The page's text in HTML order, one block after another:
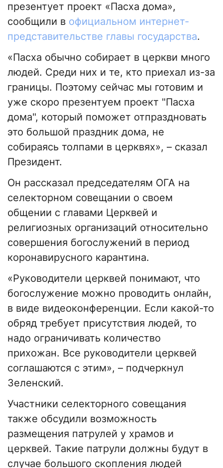
презентует проект «Пасха дома»,
сообщили в официальном интернет-
представительстве главы государства.
«Пасха обычно собирает в церкви много
людей. Среди них и те, кто приехал из-за
границы. Поэтому сейчас мы готовим и
уже скоро презентуем проект "Пасха
дома", который поможет отпраздновать
это большой праздник дома, не
собираясь толпами в церквях», – сказал
Президент.
Он рассказал председателям ОГА на
селекторном совещании о своем
общении с главами Церквей и
религиозных организаций относительно
совершения богослужений в период
коронавирусного карантина.
«Руководители церквей понимают, что
богослужение можно проводить онлайн,
в виде видеоконференции. Если какой-то
обряд требует присутствия людей, то
надо ограничивать количество
прихожан. Все руководители церквей
соглашаются с этим», – подчеркнул
Зеленский.
Участники селекторного совещания
также обсудили возможность
размещения патрулей у храмов и
церквей. Такие патрули должны будут в
случае большого скопления людей